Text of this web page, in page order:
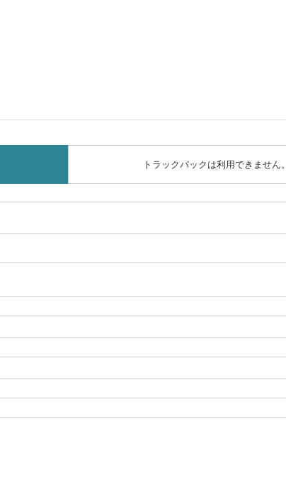
トラックバックは利用できません。